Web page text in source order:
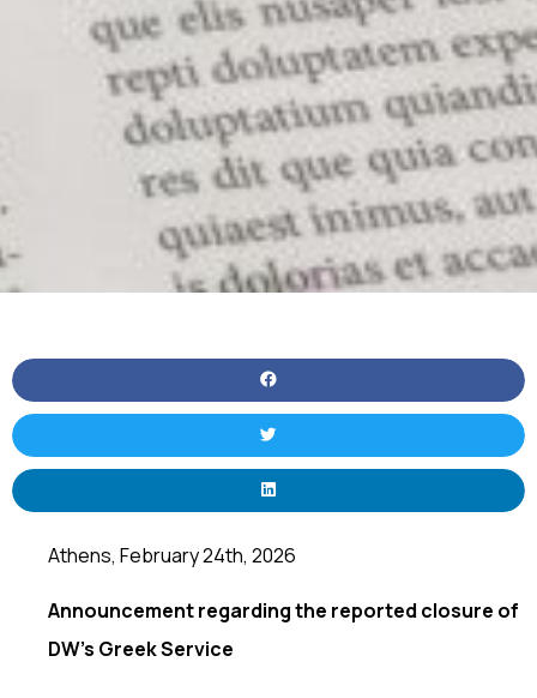
Athens, February 24th, 2026
Announcement regarding the reported closure of
DW’s Greek Service